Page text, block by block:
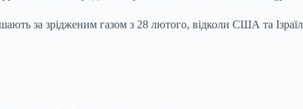
за зрідженим газом з 28 лютого, відколи США та